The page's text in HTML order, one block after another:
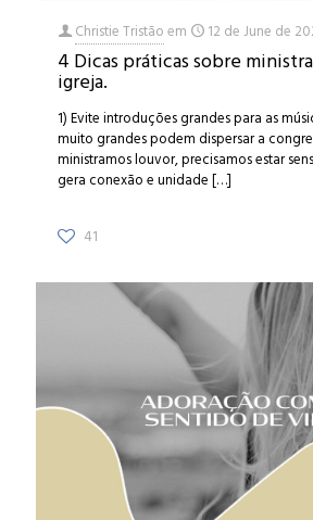
Christie Tristãoem 12 de June de
4 Dicas práticas sobre
igreja.
1) Evite introduções grandes para as
muito grandes podem dispersar a
ministramos louvor, precisamos estar
gera conexão e unidade[…]
41